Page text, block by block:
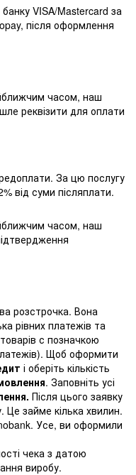
VISA/Mastercard за
після оформлення
часом, наш
реквізити для оплати
За цю послугу
від суми післяплати.
часом, наш
розстрочка. Вона
рівних платежів та
с позначкою
Щоб оформити
і оберіть кількість
. Заповніть усі
Після цього заявку
Це займе кілька хвилин.
Усе, ви оформили
чека з датою
виробу.